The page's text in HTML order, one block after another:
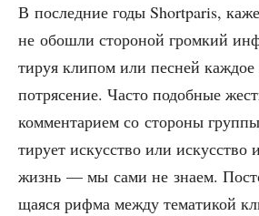
В послед­ние годы Shortparis,
не обо­шли сто­ро­ной гром­кий
ти­руя кли­пом или пес­ней каж­дое
потря­се­ние. Часто подоб­ные
ком­мен­та­ри­ем со сто­ро­ны
ти­ру­ет искус­ство или искус­ство
жизнь — мы сами не зна­ем.
ща­я­ся риф­ма меж­ду тема­ти­кой